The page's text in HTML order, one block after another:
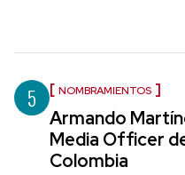
5 NOMBRAMIENTOS
Armando
Media Officer
Colombia